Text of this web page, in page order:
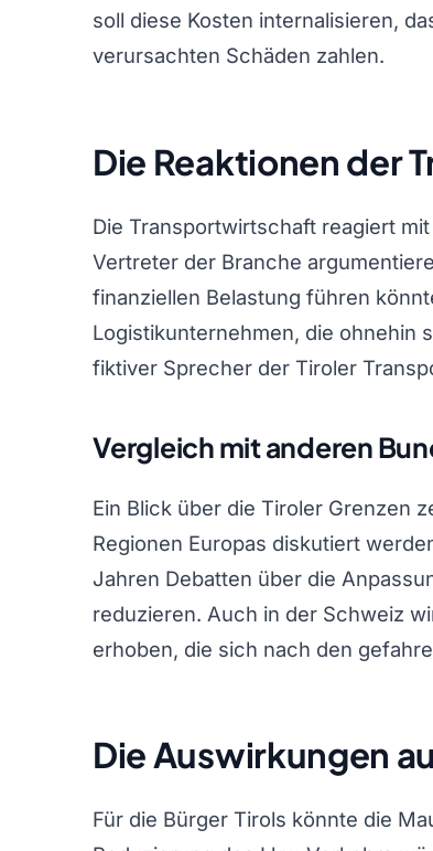
soll diese Kosten internalisieren,
verursachten Schäden zahlen.
Die Reaktionen der
Die Transportwirtschaft reagiert
Vertreter der Branche
finanziellen Belastung führen
Logistikunternehmen, die ohnehin
fiktiver Sprecher der Tiroler
Vergleich mit anderen
Ein Blick über die Tiroler Grenzen
Regionen Europas diskutiert
Jahren Debatten über die
reduzieren. Auch in der Schweiz
erhoben, die sich nach den
Die Auswirkungen
Für die Bürger Tirols könnte die